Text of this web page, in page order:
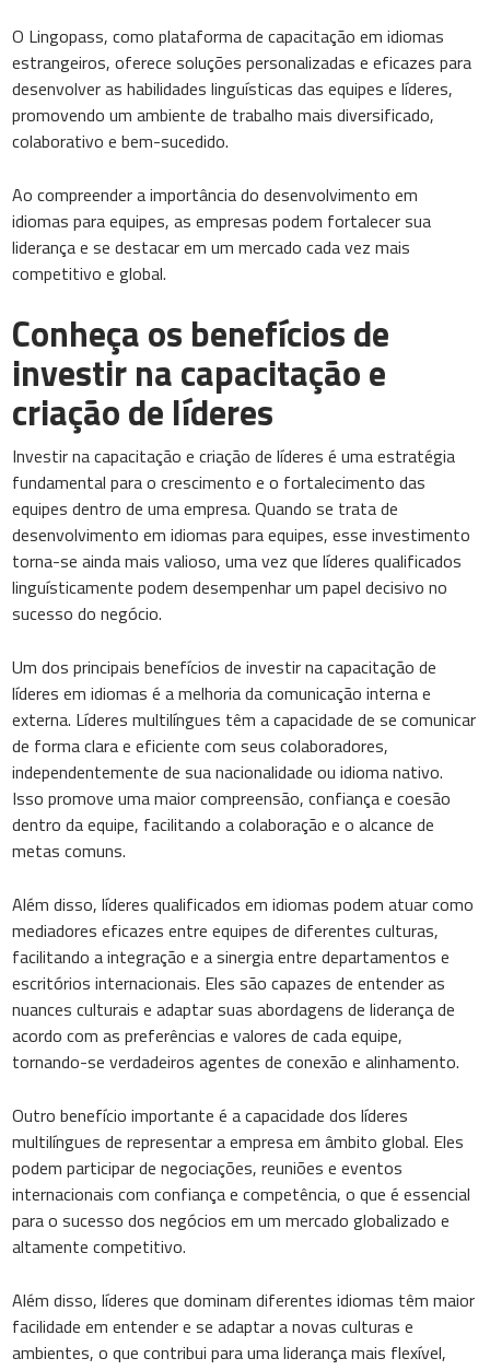
O Lingopass, como plataforma de capacitação em idiomas
estrangeiros, oferece soluções personalizadas e eficazes para
desenvolver as habilidades linguísticas das equipes e líderes,
promovendo um ambiente de trabalho mais diversificado,
colaborativo e bem-sucedido.
Ao compreender a importância do desenvolvimento em
idiomas para equipes, as empresas podem fortalecer sua
liderança e se destacar em um mercado cada vez mais
competitivo e global.
Conheça os benefícios de
investir na capacitação e
criação de líderes
Investir na capacitação e criação de líderes é uma estratégia
fundamental para o crescimento e o fortalecimento das
equipes dentro de uma empresa. Quando se trata de
desenvolvimento em idiomas para equipes, esse investimento
torna-se ainda mais valioso, uma vez que líderes qualificados
linguísticamente podem desempenhar um papel decisivo no
sucesso do negócio.
Um dos principais benefícios de investir na capacitação de
líderes em idiomas é a melhoria da comunicação interna e
externa. Líderes multilíngues têm a capacidade de se comunicar
de forma clara e eficiente com seus colaboradores,
independentemente de sua nacionalidade ou idioma nativo.
Isso promove uma maior compreensão, confiança e coesão
dentro da equipe, facilitando a colaboração e o alcance de
metas comuns.
Além disso, líderes qualificados em idiomas podem atuar como
mediadores eficazes entre equipes de diferentes culturas,
facilitando a integração e a sinergia entre departamentos e
escritórios internacionais. Eles são capazes de entender as
nuances culturais e adaptar suas abordagens de liderança de
acordo com as preferências e valores de cada equipe,
tornando-se verdadeiros agentes de conexão e alinhamento.
Outro benefício importante é a capacidade dos líderes
multilíngues de representar a empresa em âmbito global. Eles
podem participar de negociações, reuniões e eventos
internacionais com confiança e competência, o que é essencial
para o sucesso dos negócios em um mercado globalizado e
altamente competitivo.
Além disso, líderes que dominam diferentes idiomas têm maior
facilidade em entender e se adaptar a novas culturas e
ambientes, o que contribui para uma liderança mais flexível,